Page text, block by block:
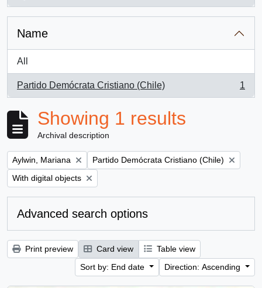
Name
All
Partido Demócrata Cristiano (Chile)
, 1 results
1
Showing 1 results
Archival description
Remove filter:
Aylwin, Mariana Remove filter:
Partido Demócrata Cristiano (Chile)
Remove filter:
With digital objects
Advanced search options
Print preview Card view
Table view
Sort by: End date
Direction: Ascending